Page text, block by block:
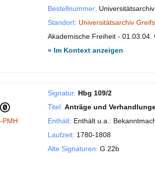
Bestellnummer:
Standort: Universitätsarchiv
Akademische Freiheit -
» Im Kontext anzeigen
PMH
Signatur: Hbg 109/2
Titel: Anträge und
Enthält: Enthält u.a.:
Laufzeit: 1780-1808
Alte Signaturen: G 22b